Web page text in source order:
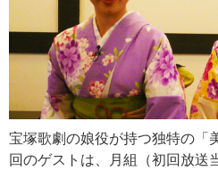
宝塚歌劇の娘役が持つ独特の「
回のゲストは、月組（初回放送